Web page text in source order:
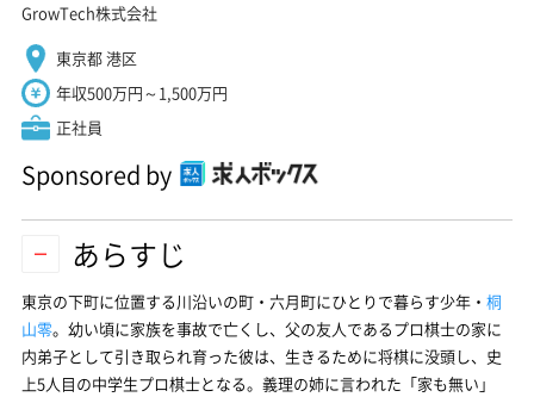
GrowTech株式会社
東京都 港区
年収500万円～1,500万円
正社員
Sponsored by
あらすじ
東京の下町に位置する川沿いの町・六月町にひとりで暮らす少年・ 桐
山零。幼い頃に家族を事故で亡くし、父の友人であるプロ棋士の家に
内弟子として引き取られ育った彼は、生きるために将棋に没頭し、史
上5人目の中学生プロ棋士となる。義理の姉に言われた「家も無い」